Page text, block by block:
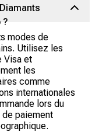
?
modes de
Utilisez les
Visa et
les
comme
internationales
lors du
paiement